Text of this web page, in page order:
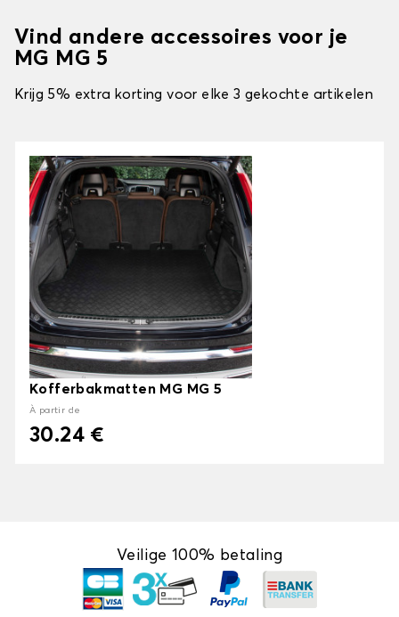
Vind andere accessoires voor je
MG MG 5
Krijg 5% extra korting voor elke 3 gekochte artikelen
Kofferbakmatten MG MG 5
À partir de
30.24 €
Veilige 100% betaling